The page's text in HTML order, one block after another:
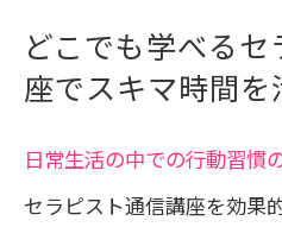
どこでも学べる
座でスキマ時間を
日常生活の中での行動習慣
セラピスト通信講座を効果